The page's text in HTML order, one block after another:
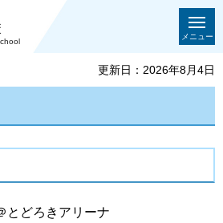
メニュー
更新日：2026年8月4日
どろきアリーナ